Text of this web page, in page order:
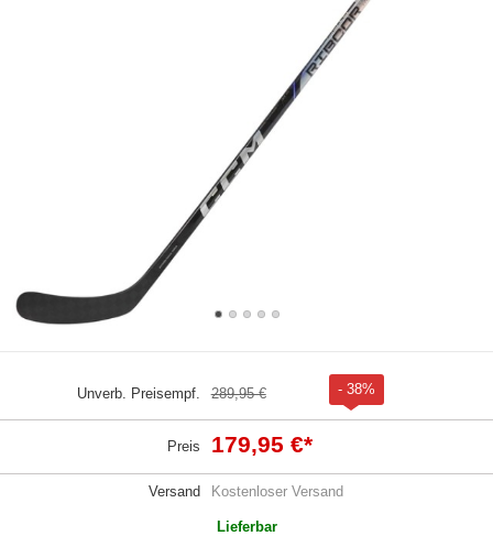
Unverb. Preisempf. 289,95 € - 38%
Preis 179,95 €*
Versand Kostenloser Versand
Lieferbar